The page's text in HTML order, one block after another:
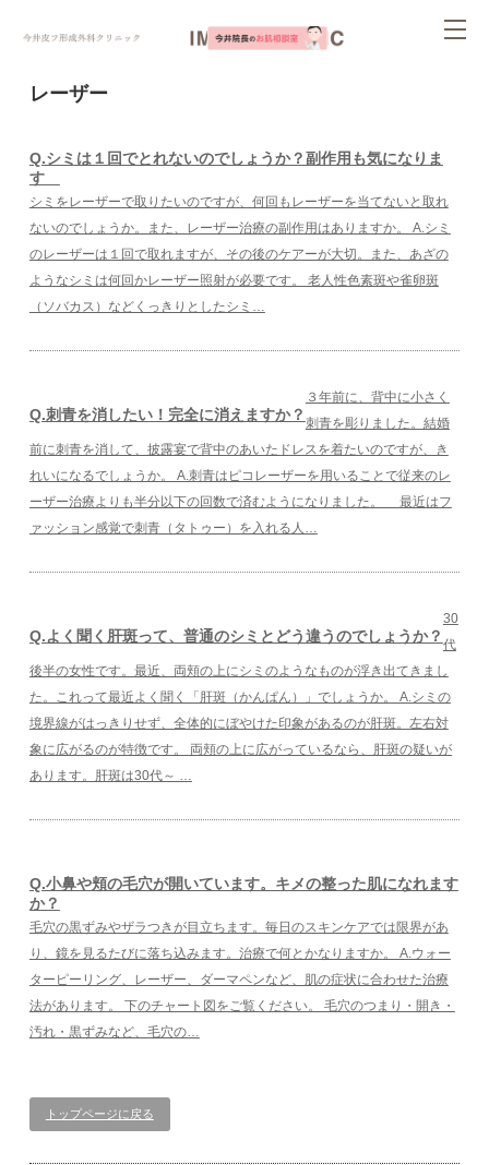
レーザー
Q.シミは１回でとれないのでしょうか？副作用も気になりま
す
シミをレーザーで取りたいのですが、何回もレーザーを当てないと取れ
ないのでしょうか。また、レーザー治療の副作用はありますか。 A.シミ
のレーザーは１回で取れますが、その後のケアーが大切。また、あざの
ようなシミは何回かレーザー照射が必要です。 老人性色素斑や雀卵斑
（ソバカス）などくっきりとしたシミ…
Q.刺青を消したい！完全に消えますか？
３年前に、背中に小さく
刺青を彫りました。結婚
前に刺青を消して、披露宴で背中のあいたドレスを着たいのですが、き
れいになるでしょうか。 A.刺青はピコレーザーを用いることで従来のレ
ーザー治療よりも半分以下の回数で済むようになりました。 最近はフ
ァッション感覚で刺青（タトゥー）を入れる人…
Q.よく聞く肝斑って、普通のシミとどう違うのでしょうか？
30
代
後半の女性です。最近、両頬の上にシミのようなものが浮き出てきまし
た。これって最近よく聞く「肝斑（かんぱん）」でしょうか。 A.シミの
境界線がはっきりせず、全体的にぼやけた印象があるのが肝斑。左右対
象に広がるのが特徴です。 両頬の上に広がっているなら、肝斑の疑いが
あります。肝斑は30代～ …
Q.小鼻や頬の毛穴が開いています。キメの整った肌になれます
か？
毛穴の黒ずみやザラつきが目立ちます。毎日のスキンケアでは限界があ
り、鏡を見るたびに落ち込みます。治療で何とかなりますか。 A.ウォー
ターピーリング、レーザー、ダーマペンなど、肌の症状に合わせた治療
法があります。 下のチャート図をご覧ください。 毛穴のつまり・開き・
汚れ・黒ずみなど、毛穴の…
トップページに戻る